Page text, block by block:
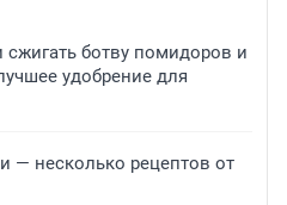
ботву помидоров и
удобрение для
— несколько рецептов от